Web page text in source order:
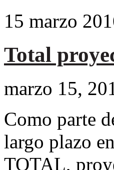
15 marzo
Total
marzo 15,
Como parte
largo plazo
TOTAL,